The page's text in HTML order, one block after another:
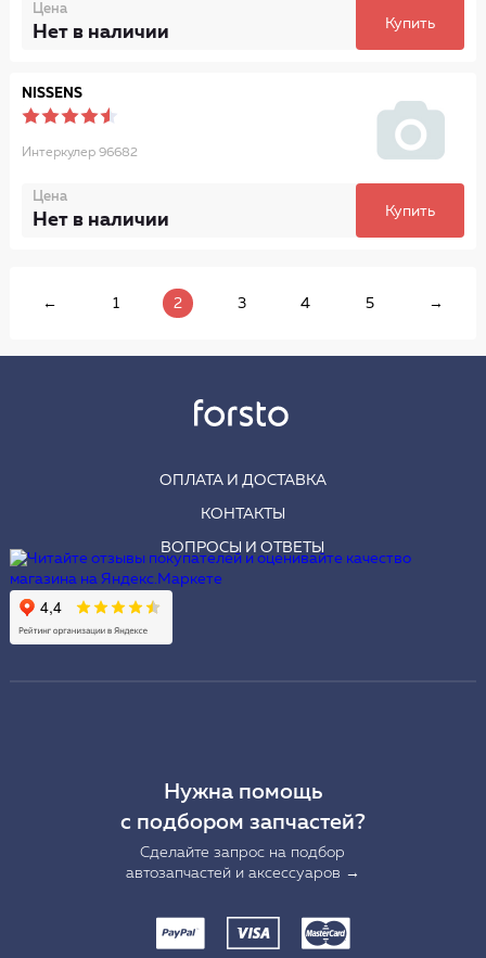
Цена
Нет в наличии Купить
NISSENS
Интеркулер 96682
Цена
Нет в наличии Купить
← 1 2 3 4 5 →
ОПЛАТА И ДОСТАВКА
КОНТАКТЫ
ВОПРОСЫ И ОТВЕТЫ
Нужна помощь
с подбором запчастей?
Сделайте запрос на подбор
автозапчастей и аксессуаров →